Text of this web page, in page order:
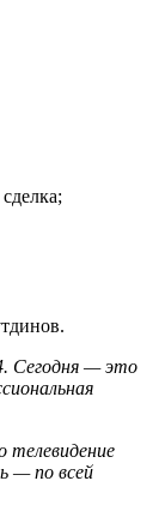
Сегодня — это
телевидение
— по всей